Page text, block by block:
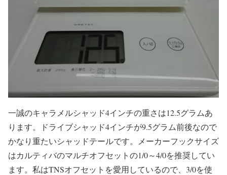
一誠のキャラメルシャッド4インチの重さは12.5グラムあ
ります。ドライブシャッド4インチが9.5グラム前後なので
かなり重たいシャッドテールです。メーカーフックサイズ
はカルティバのマルチオフセットの1/0～4/0を推奨してい
ます。私はTNSオフセットを愛用しているので、3/0を使